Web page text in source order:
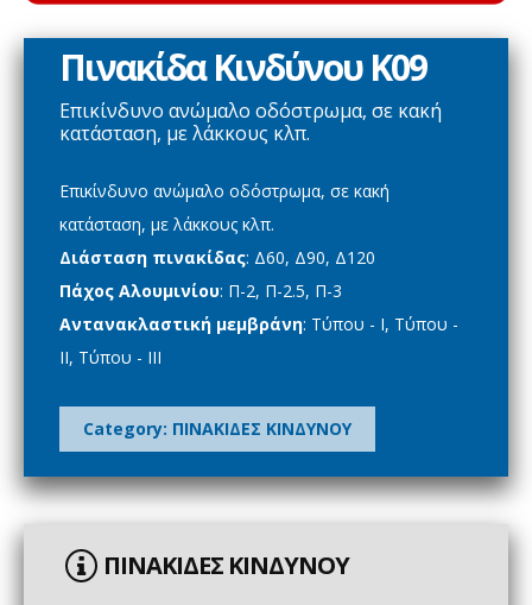
Πινακίδα Κινδύνου Κ09
Επικίνδυνο ανώμαλο οδόστρωμα, σε κακή
κατάσταση, με λάκκους κλπ.
Επικίνδυνο ανώμαλο οδόστρωμα, σε κακή
κατάσταση, με λάκκους κλπ.
Διάσταση πινακίδας: Δ60, Δ90, Δ120
Πάχος Αλουμινίου: Π-2, Π-2.5, Π-3
Αντανακλαστική μεμβράνη: Τύπου - Ι, Τύπου -
ΙΙ, Τύπου - ΙΙΙ
Category: ΠΙΝΑΚΙΔΕΣ ΚΙΝΔΥΝΟΥ
ΠΙΝΑΚΙΔΕΣ ΚΙΝΔΥΝΟΥ